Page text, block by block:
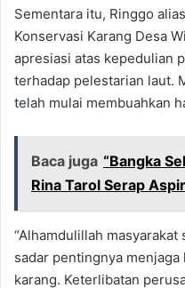
Sementara itu, Ringgo
Konservasi Karang Desa
apresiasi atas kepedulian
terhadap pelestarian laut.
telah mulai membuahkan
Baca juga “Bangka
Rina Tarol Serap
“Alhamdulillah
sadar pentingnya
karang. Keterlibatan